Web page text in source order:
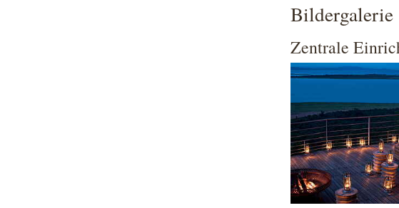
Bildergalerie
Zentrale
Show larger